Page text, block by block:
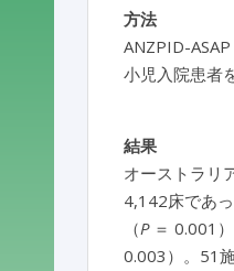
方法
ANZPID-
小児入院患者
結果
オーストラリ
4,142床であ
（P ＝ 0.001
0.003）。51